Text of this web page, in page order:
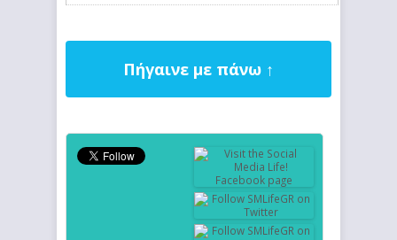
Πήγαινε με πάνω ↑